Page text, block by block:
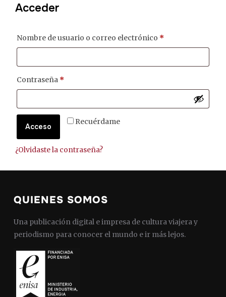
Acceder
Nombre de usuario o correo electrónico *
Contraseña *
Recuérdame
Acceso
¿Olvidaste la contraseña?
QUIENES SOMOS
Una publicación digital e impresa de cultura viajera y
periodismo para conocer el mundo e ir más lejos.